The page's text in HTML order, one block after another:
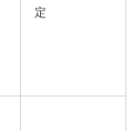
定